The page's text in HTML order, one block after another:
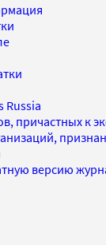
Russia
причастных к
версию